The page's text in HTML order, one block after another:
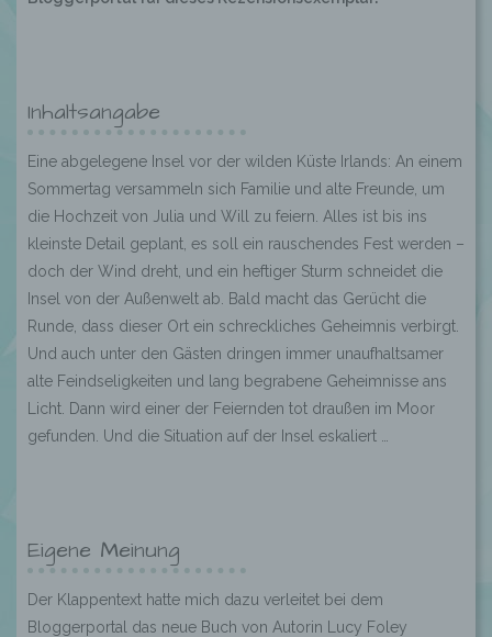
Inhaltsangabe
Eine abgelegene Insel vor der wilden Küste Irlands: An einem
Sommertag versammeln sich Familie und alte Freunde, um
die Hochzeit von Julia und Will zu feiern. Alles ist bis ins
kleinste Detail geplant, es soll ein rauschendes Fest werden –
doch der Wind dreht, und ein heftiger Sturm schneidet die
Insel von der Außenwelt ab. Bald macht das Gerücht die
Runde, dass dieser Ort ein schreckliches Geheimnis verbirgt.
Und auch unter den Gästen dringen immer unaufhaltsamer
alte Feindseligkeiten und lang begrabene Geheimnisse ans
Licht. Dann wird einer der Feiernden tot draußen im Moor
gefunden. Und die Situation auf der Insel eskaliert …
Eigene Meinung
Der Klappentext hatte mich dazu verleitet bei dem
Bloggerportal das neue Buch von Autorin Lucy Foley